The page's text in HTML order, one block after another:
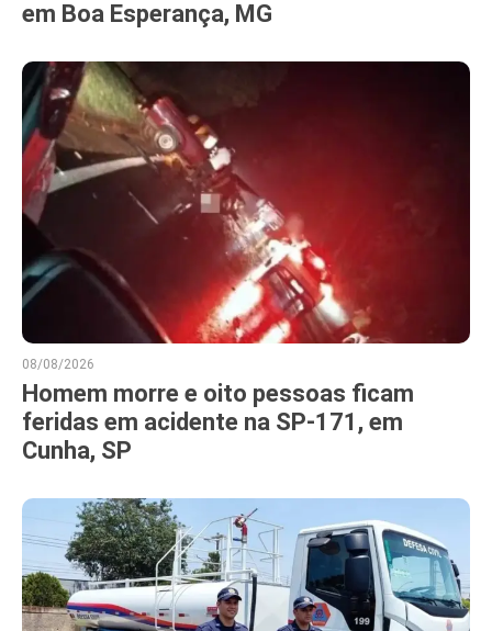
em Boa Esperança, MG
08/08/2026
Homem morre e oito pessoas ficam
feridas em acidente na SP-171, em
Cunha, SP